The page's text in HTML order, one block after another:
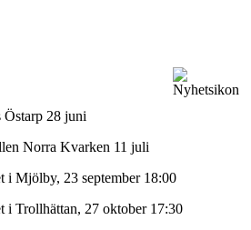
28 juni
Norra Kvarken 11 juli
i Mjölby, 23 september 18:00
i Trollhättan, 27 oktober 17:30